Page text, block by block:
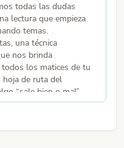
todas las dudas
lectura que empieza
temas.
una técnica
nos brinda
los matices de tu
hoja de ruta del
“sale bien o mal”,
se mueve en ti y
viene y cómo